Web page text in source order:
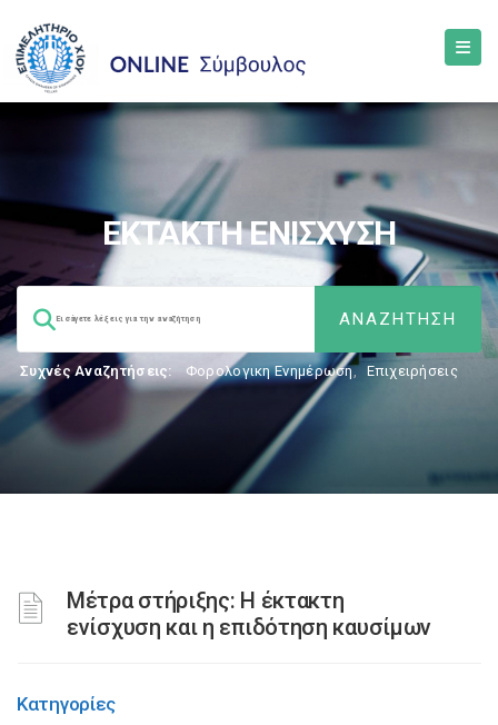
ΕΚΤΑΚΤΗ ΕΝΙΣΧΥΣΗ
Συχνές Αναζητήσεις: Φορολογικη Ενημέρωση, Επιχειρήσεις
Μέτρα στήριξης: Η έκτακτη
ενίσχυση και η επιδότηση καυσίμων
Κατηγορίες